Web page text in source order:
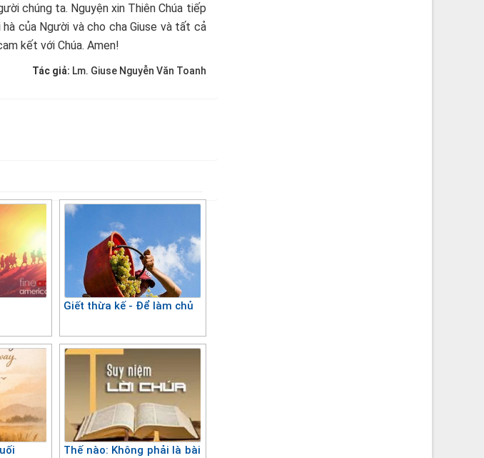
chúng ta. Nguyện xin Thiên Chúa tiếp
của Người và cho cha Giuse và tất cả
kết với Chúa. Amen!
Tác giả: Lm. Giuse Nguyễn Văn Toanh
Giết thừa kế - Để làm chủ
Thế nào: Không phải là bài